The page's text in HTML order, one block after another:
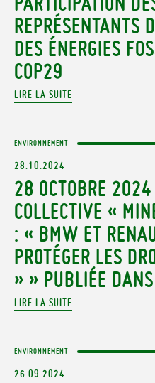
REPRÉSENTANTS
DES ÉNERGIES
COP29
LIRE LA SUITE
ENVIRONNEMENT
28.10.2024
28 OCTOBRE
COLLECTIVE «
: « BMW ET
PROTÉGER LES
» » PUBLIÉE DANS
LIRE LA SUITE
ENVIRONNEMENT
26.09.2024